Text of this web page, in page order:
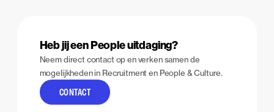
Heb jij een People uitdaging?
Neem direct contact op en verken samen de
mogelijkheden in Recruitment en People & Culture.
CONTACT